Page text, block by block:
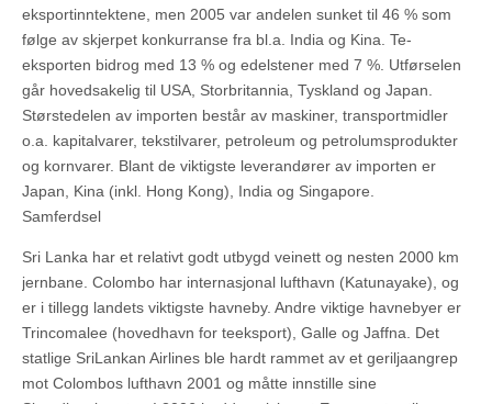
eksportinntektene, men 2005 var andelen sunket til 46 % som
følge av skjerpet konkurranse fra bl.a. India og Kina. Te-
eksporten bidrog med 13 % og edelstener med 7 %. Utførselen
går hovedsakelig til USA, Storbritannia, Tyskland og Japan.
Størstedelen av importen består av maskiner, transportmidler
o.a. kapitalvarer, tekstilvarer, petroleum og petrolumsprodukter
og kornvarer. Blant de viktigste leverandører av importen er
Japan, Kina (inkl. Hong Kong), India og Singapore.
Samferdsel
Sri Lanka har et relativt godt utbygd veinett og nesten 2000 km
jernbane. Colombo har internasjonal lufthavn (Katunayake), og
er i tillegg landets viktigste havneby. Andre viktige havnebyer er
Trincomalee (hovedhavn for teeksport), Galle og Jaffna. Det
statlige SriLankan Airlines ble hardt rammet av et geriljaangrep
mot Colombos lufthavn 2001 og måtte innstille sine